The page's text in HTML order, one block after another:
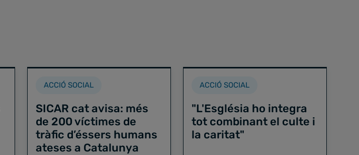
ACCIÓ SOCIAL
SICAR cat avisa: més
de 200 víctimes de
tràfic d’éssers humans
ateses a Catalunya
ACCIÓ SOCIAL
"L'Església ho integra
tot combinant el culte i
la caritat"